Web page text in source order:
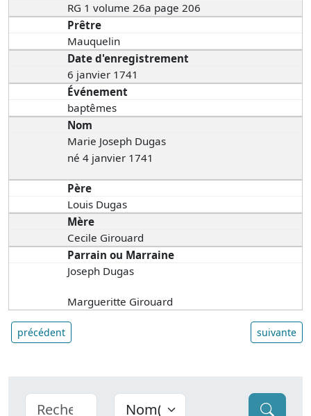
RG 1 volume 26a page 206
Prêtre
Mauquelin
Date d'enregistrement
6 janvier 1741
Événement
baptêmes
Nom
Marie Joseph Dugas
né 4 janvier 1741
Père
Louis Dugas
Mère
Cecile Girouard
Parrain ou Marraine
Joseph Dugas
Margueritte Girouard
précédent suivante